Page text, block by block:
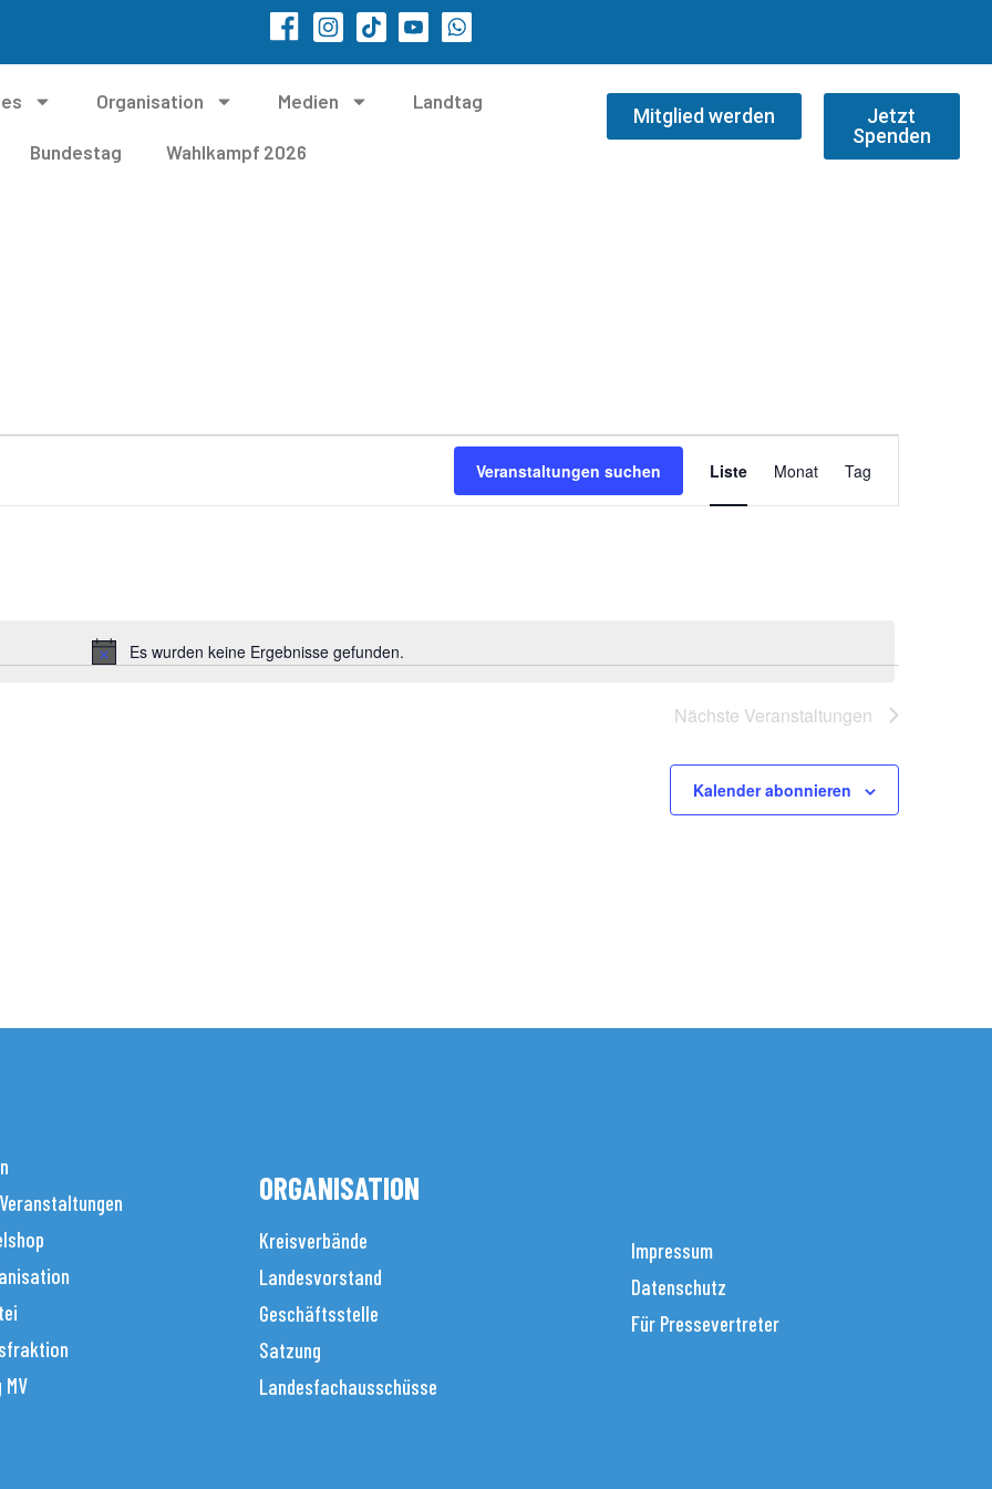
Organisation Medien Landtag
Bundestag Wahlkampf 2026
Mitglied werden
Jetzt
Spenden
Hinweis
Es wurden keine Ergebnisse gefunden.
Veranstaltungen suchen
Ansichten-
Liste Monat Tag
Nächste Veranstaltungen
Kalender abonnieren
ORGANISATION
Kreisverbände
Landesvorstand
Geschäftsstelle
Satzung
Landesfachausschüsse
Impressum
Datenschutz
Für Pressevertreter